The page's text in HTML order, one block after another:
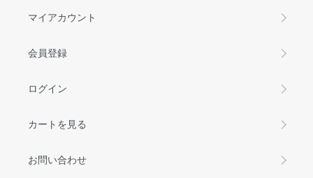
マイアカウント
会員登録
ログイン
カートを見る
お問い合わせ